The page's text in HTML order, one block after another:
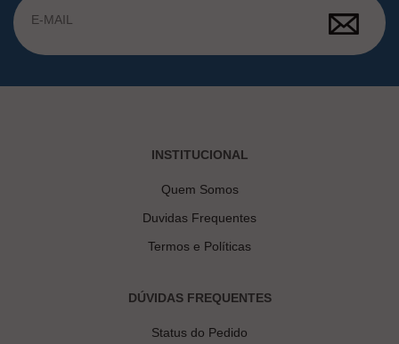
INSTITUCIONAL
Quem Somos
Duvidas Frequentes
Termos e Políticas
DÚVIDAS FREQUENTES
Status do Pedido